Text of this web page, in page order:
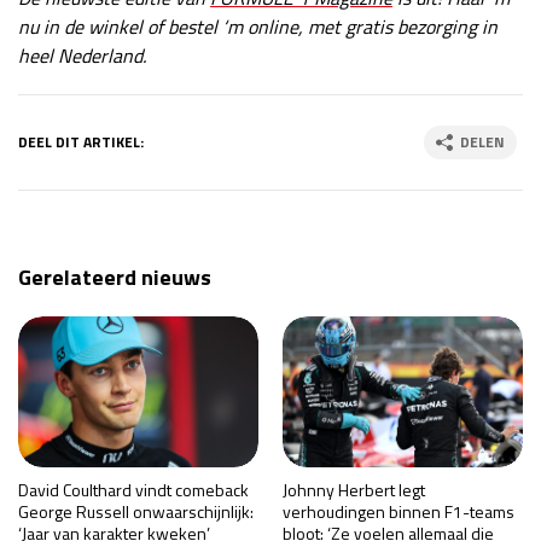
nu in de winkel of bestel ‘m online, met gratis bezorging in
heel Nederland.
DEEL DIT ARTIKEL: DELEN
Gerelateerd nieuws
David Coulthard vindt comeback
George Russell onwaarschijnlijk:
‘Jaar van karakter kweken’
Johnny Herbert legt
verhoudingen binnen F1-teams
bloot: ‘Ze voelen allemaal die